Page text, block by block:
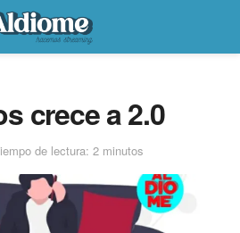
crece a 2.0
de lectura: 2 minutos